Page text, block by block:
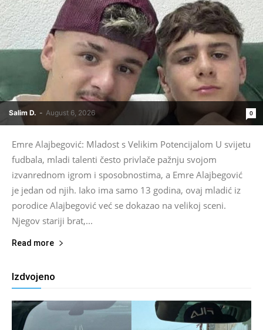
Salim D. - August 6, 2026 0
Emre Alajbegović: Mladost s Velikim Potencijalom U svijetu
fudbala, mladi talenti često privlače pažnju svojom
izvanrednom igrom i sposobnostima, a Emre Alajbegović
je jedan od njih. Iako ima samo 13 godina, ovaj mladić iz
porodice Alajbegović već se dokazao na velikoj sceni.
Njegov stariji brat,...
Read more
Izdvojeno